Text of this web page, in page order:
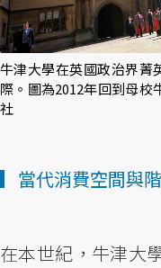
牛津大學在英國政治界菁
際。圖為2012年回到母校
社
▎當代消費空間與
在本世紀，牛津大